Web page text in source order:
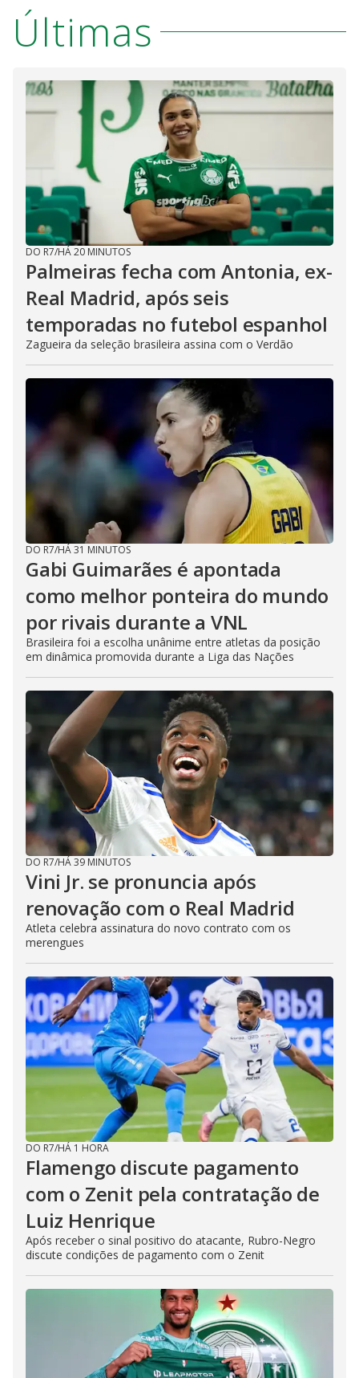
Últimas
DO R7/HÁ 20 MINUTOS
Palmeiras fecha com Antonia, ex-
Real Madrid, após seis
temporadas no futebol espanhol
Zagueira da seleção brasileira assina com o Verdão
DO R7/HÁ 31 MINUTOS
Gabi Guimarães é apontada
como melhor ponteira do mundo
por rivais durante a VNL
Brasileira foi a escolha unânime entre atletas da posição
em dinâmica promovida durante a Liga das Nações
DO R7/HÁ 39 MINUTOS
Vini Jr. se pronuncia após
renovação com o Real Madrid
Atleta celebra assinatura do novo contrato com os
merengues
DO R7/HÁ 1 HORA
Flamengo discute pagamento
com o Zenit pela contratação de
Luiz Henrique
Após receber o sinal positivo do atacante, Rubro-Negro
discute condições de pagamento com o Zenit